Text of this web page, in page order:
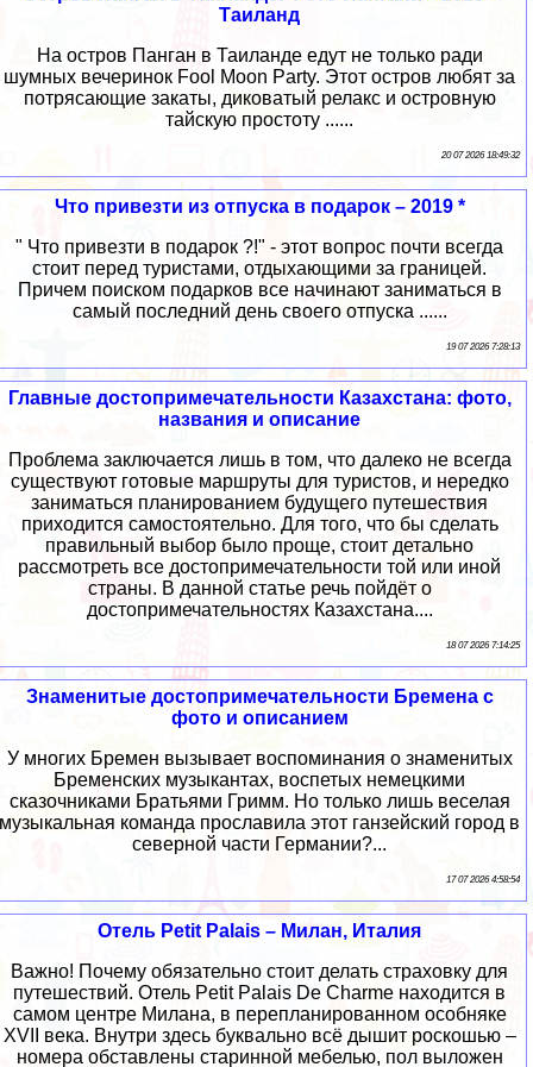
Таиланд
На остров Панган в Таиланде едут не только ради
шумных вечеринок Fool Moon Party. Этот остров любят за
потрясающие закаты, диковатый релакс и островную
тайскую простоту ......
20 07 2026 18:49:32
Что привезти из отпуска в подарок – 2019 *
" Что привезти в подарок ?!" - этот вопрос почти всегда
стоит перед туристами, отдыхающими за границей.
Причем поиском подарков все начинают заниматься в
самый последний день своего отпуска ......
19 07 2026 7:28:13
Главные достопримечательности Казахстана: фото,
названия и описание
Проблема заключается лишь в том, что далеко не всегда
существуют готовые маршруты для туристов, и нередко
заниматься планированием будущего путешествия
приходится самостоятельно. Для того, что бы сделать
правильный выбор было проще, стоит детально
рассмотреть все достопримечательности той или иной
страны. В данной статье речь пойдёт о
достопримечательностях Казахстана....
18 07 2026 7:14:25
Знаменитые достопримечательности Бремена с
фото и описанием
У многих Бремен вызывает воспоминания о знаменитых
Бременских музыкантах, воспетых немецкими
сказочниками Братьями Гримм. Но только лишь веселая
музыкальная команда прославила этот ганзейский город в
северной части Германии?...
17 07 2026 4:58:54
Отель Petit Palais – Милан, Италия
Важно! Почему обязательно стоит делать страховку для
путешествий. Отель Petit Palais De Charme находится в
самом центре Милана, в перепланированном особняке
XVII века. Внутри здесь буквально всё дышит роскошью –
номера обставлены старинной мебелью, пол выложен